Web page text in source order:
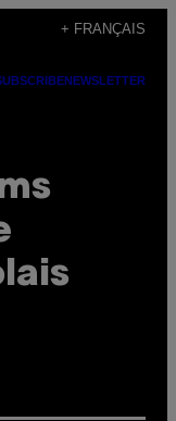
+ FRANÇAIS
NEWSLETTER